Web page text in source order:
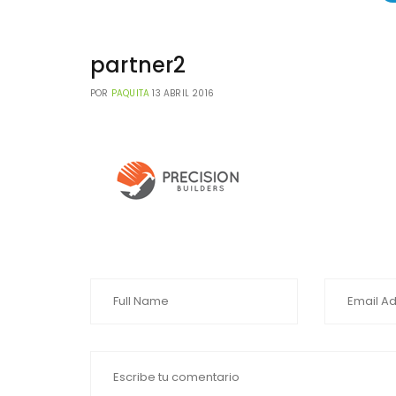
partner2
POR PAQUITA 13 ABRIL 2016